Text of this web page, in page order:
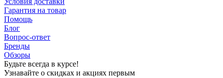
Гарантия на товар
Помощь
Блог
Вопрос-ответ
Бренды
Обзоры
Будьте всегда в курсе!
Узнавайте о скидках и акциях первым